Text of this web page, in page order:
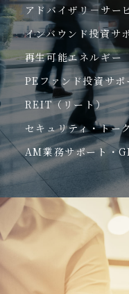
アドバイザリ－サー
インバウンド投資サ
再生可能エネルギー
PEファンド投資サポ
REIT（リート）
セキュリティ・トー
AM業務サポート・